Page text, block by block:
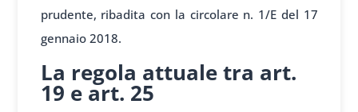
prudente, ribadita con la circolare n. 1/E del 17
gennaio 2018.
La regola attuale tra art.
19 e art. 25